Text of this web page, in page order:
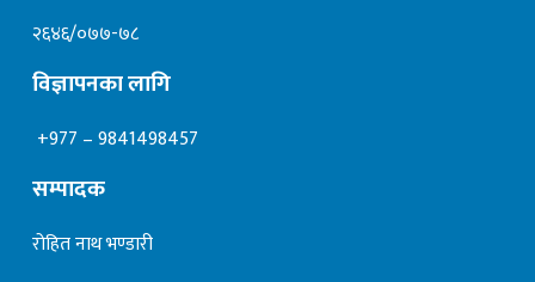
२६४६/०७७-७८
विज्ञापनका लागि
+977 – 9841498457
सम्पादक
रोहित नाथ भण्डारी